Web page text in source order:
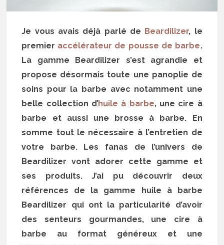
Je vous avais déjà parlé de Beardilizer, le
premier accélérateur de pousse de barbe.
La gamme Beardilizer s’est agrandie et
propose désormais toute une panoplie de
soins pour la barbe avec notamment une
belle collection d’huile à barbe, une cire à
barbe et aussi une brosse à barbe. En
somme tout le nécessaire à l’entretien de
votre barbe. Les fanas de l’univers de
Beardilizer vont adorer cette gamme et
ses produits. J’ai pu découvrir deux
références de la gamme huile à barbe
Beardilizer qui ont la particularité d’avoir
des senteurs gourmandes, une cire à
barbe au format généreux et une